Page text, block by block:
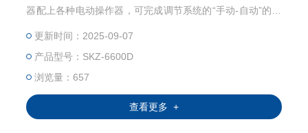
器配上各种电动操作器，可完成调节系统的“手动-自动”的无
更新时间：2025-09-07
产品型号：SKZ-6600D
浏览量：657
查看更多 +